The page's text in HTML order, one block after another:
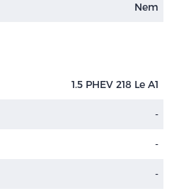
Nem
1.5 PHEV 218 Le A1
-
-
-